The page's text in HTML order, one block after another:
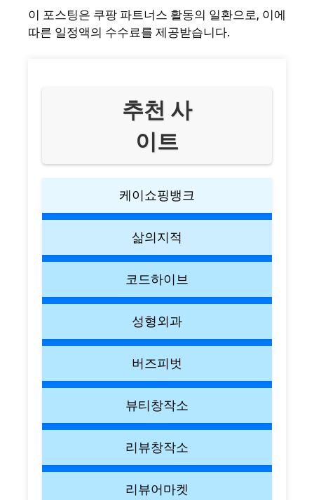
이 포스팅은 쿠팡 파트너스 활동의 일환으로, 이에
따른 일정액의 수수료를 제공받습니다.
추천 사
이트
케이쇼핑뱅크
삶의지적
코드하이브
성형외과
버즈피벗
뷰티창작소
리뷰창작소
리뷰어마켓